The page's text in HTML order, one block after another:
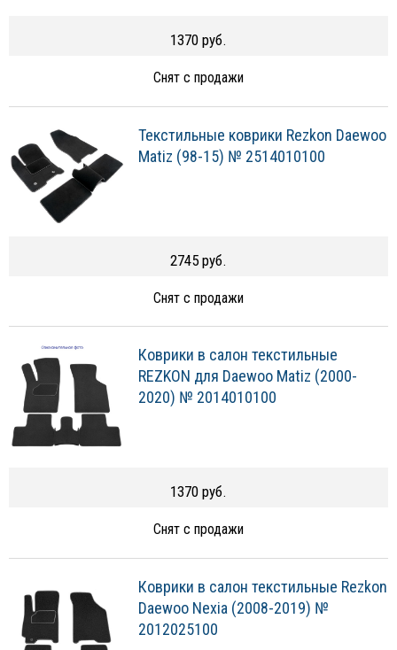
1370 руб.
Снят с продажи
Текстильные коврики Rezkon Daewoo
Matiz (98-15) № 2514010100
2745 руб.
Снят с продажи
Коврики в салон текстильные
REZKON для Daewoo Matiz (2000-
2020) № 2014010100
1370 руб.
Снят с продажи
Коврики в салон текстильные Rezkon
Daewoo Nexia (2008-2019) №
2012025100